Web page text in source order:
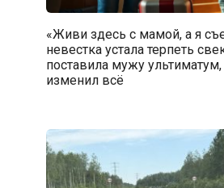
«Живи здесь с мамой, а я
невестка устала терпеть
поставила мужу
изменил всё